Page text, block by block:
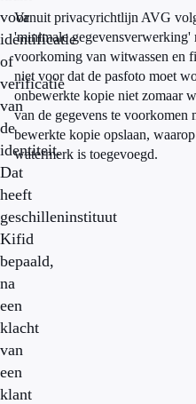
voor
identificatie
of
verificatie
van
de
identiteit.
Dat
heeft
geschilleninstituut
Kifid
bepaald,
na
een
klacht
van
een
klant
Vanuit privacyrichtlijn AVG
'minimale gegevensverwerking'
voorkoming van witwassen en
niet voor dat de pasfoto moet
onbewerkte kopie niet zomaar
van de gegevens te voorkomen
bewerkte kopie opslaan,
watermerk is toegevoegd.